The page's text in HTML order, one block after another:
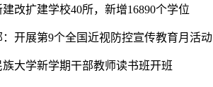
改扩建学校40所，新增16890个学位
开展第9个全国近视防控宣传教育月活动
大学新学期干部教师读书班开班